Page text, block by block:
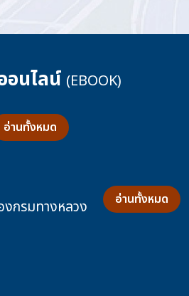
อนไลน์ (EBOOK)
อ่านทั้งหมด
กรมทางหลวง อ่านทั้งหมด